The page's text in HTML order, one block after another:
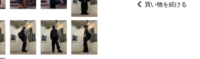
買い物を続ける